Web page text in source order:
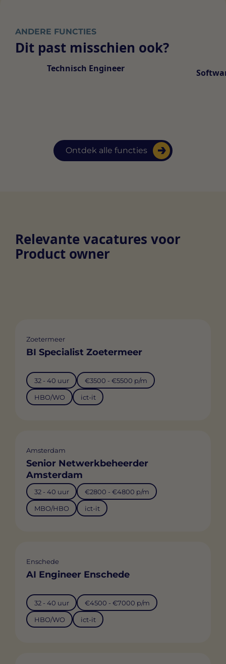
ANDERE FUNCTIES
Dit past misschien ook?
Ontdek alle functies
Technisch Engineer
Relevante vacatures voor
Product owner
Zoetermeer
BI Specialist Zoetermeer
32 - 40 uur €3500 - €5500 p/m
HBO/WO ict-it
Amsterdam
Senior Netwerkbeheerder
Amsterdam
32 - 40 uur €2800 - €4800 p/m
MBO/HBO ict-it
Enschede
AI Engineer Enschede
32 - 40 uur €4500 - €7000 p/m
HBO/WO ict-it